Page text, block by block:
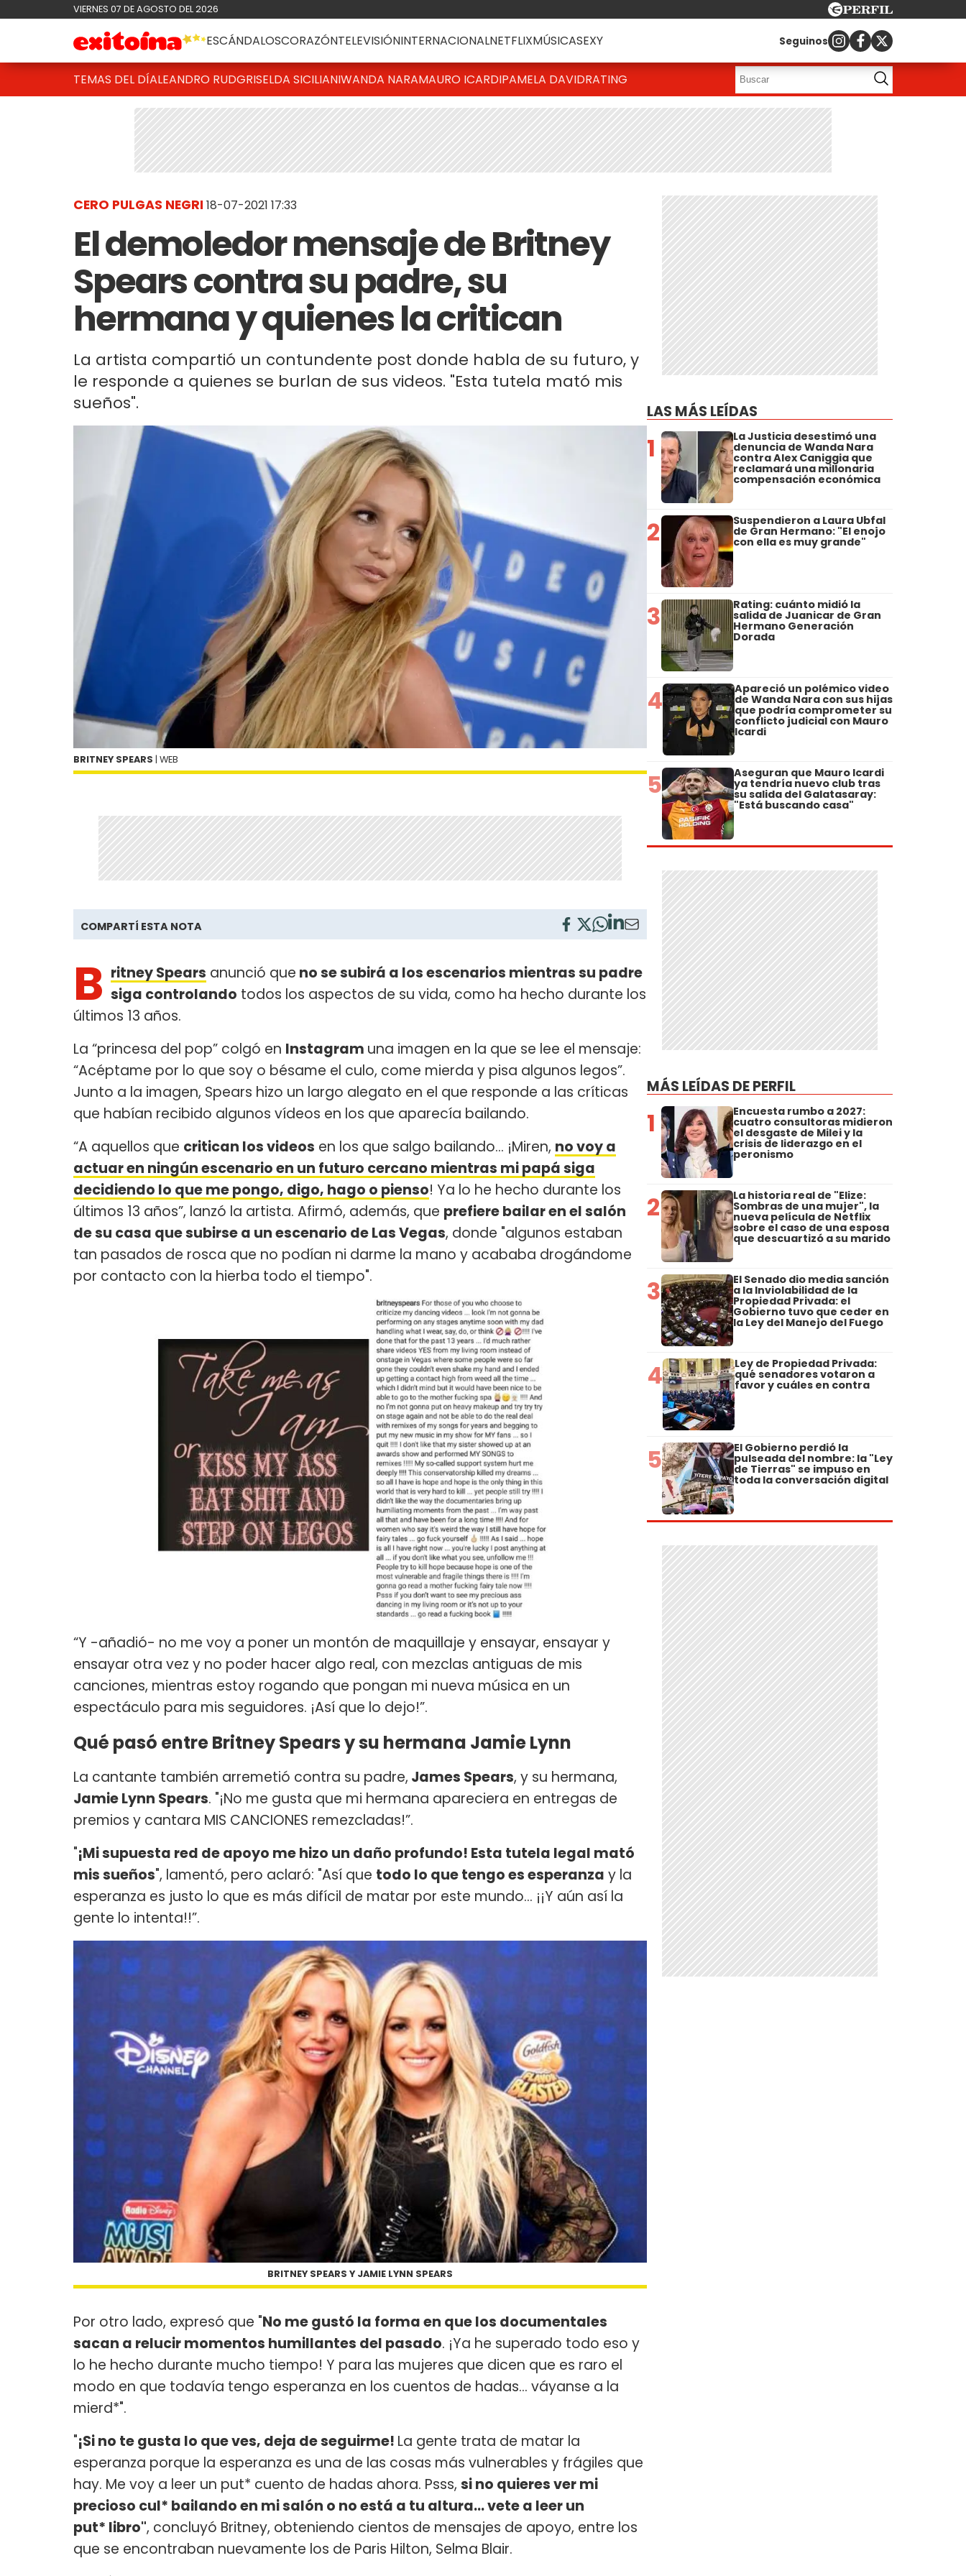
VIERNES 07 DE AGOSTO DEL 2026
ESCÁNDALOSCORAZÓNTELEVISIÓNINTERNACIONALNETFLIXMÚSICASEXY Seguinos
TEMAS DEL DÍALEANDRO RUDGRISELDA SICILIANIWANDA NARAMAURO ICARDIPAMELA DAVIDRATING
CERO PULGAS NEGRI 18-07-2021 17:33
El demoledor mensaje de Britney
Spears contra su padre, su
hermana y quienes la critican
La artista compartió un contundente post donde habla de su futuro, y
le responde a quienes se burlan de sus videos. "Esta tutela mató mis
sueños".
BRITNEY SPEARS | WEB
COMPARTÍ ESTA NOTA
B ritney Spears anunció que no se subirá a los escenarios mientras su padre
siga controlando todos los aspectos de su vida, como ha hecho durante los
últimos 13 años.
La “princesa del pop” colgó en Instagram una imagen en la que se lee el mensaje:
“Acéptame por lo que soy o bésame el culo, come mierda y pisa algunos legos”.
Junto a la imagen, Spears hizo un largo alegato en el que responde a las críticas
que habían recibido algunos vídeos en los que aparecía bailando.
“A aquellos que critican los videos en los que salgo bailando... ¡Miren, no voy a
actuar en ningún escenario en un futuro cercano mientras mi papá siga
decidiendo lo que me pongo, digo, hago o pienso! Ya lo he hecho durante los
últimos 13 años”, lanzó la artista. Afirmó, además, que prefiere bailar en el salón
de su casa que subirse a un escenario de Las Vegas, donde "algunos estaban
tan pasados de rosca que no podían ni darme la mano y acababa drogándome
por contacto con la hierba todo el tiempo".
“Y -añadió- no me voy a poner un montón de maquillaje y ensayar, ensayar y
ensayar otra vez y no poder hacer algo real, con mezclas antiguas de mis
canciones, mientras estoy rogando que pongan mi nueva música en un
espectáculo para mis seguidores. ¡Así que lo dejo!”.
Qué pasó entre Britney Spears y su hermana Jamie Lynn
La cantante también arremetió contra su padre, James Spears, y su hermana,
Jamie Lynn Spears. "¡No me gusta que mi hermana apareciera en entregas de
premios y cantara MIS CANCIONES remezcladas!”.
"¡Mi supuesta red de apoyo me hizo un daño profundo! Esta tutela legal mató
mis sueños", lamentó, pero aclaró: "Así que todo lo que tengo es esperanza y la
esperanza es justo lo que es más difícil de matar por este mundo... ¡¡Y aún así la
gente lo intenta!!”.
BRITNEY SPEARS Y JAMIE LYNN SPEARS
Por otro lado, expresó que "No me gustó la forma en que los documentales
sacan a relucir momentos humillantes del pasado. ¡Ya he superado todo eso y
lo he hecho durante mucho tiempo! Y para las mujeres que dicen que es raro el
modo en que todavía tengo esperanza en los cuentos de hadas... váyanse a la
mierd*".
"¡Si no te gusta lo que ves, deja de seguirme! La gente trata de matar la
esperanza porque la esperanza es una de las cosas más vulnerables y frágiles que
hay. Me voy a leer un put* cuento de hadas ahora. Psss, si no quieres ver mi
precioso cul* bailando en mi salón o no está a tu altura... vete a leer un
put* libro", concluyó Britney, obteniendo cientos de mensajes de apoyo, entre los
que se encontraban nuevamente los de Paris Hilton, Selma Blair.
LAS MÁS LEÍDAS
1 La Justicia desestimó una
denuncia de Wanda Nara
contra Alex Caniggia que
reclamará una millonaria
compensación económica
2 Suspendieron a Laura Ubfal
de Gran Hermano: "El enojo
con ella es muy grande"
3 Rating: cuánto midió la
salida de Juanicar de Gran
Hermano Generación
Dorada
4 Apareció un polémico video
de Wanda Nara con sus hijas
que podría comprometer su
conflicto judicial con Mauro
Icardi
5 Aseguran que Mauro Icardi
ya tendría nuevo club tras
su salida del Galatasaray:
"Está buscando casa"
MÁS LEÍDAS DE PERFIL
1 Encuesta rumbo a 2027:
cuatro consultoras midieron
el desgaste de Milei y la
crisis de liderazgo en el
peronismo
2 La historia real de "Elize:
Sombras de una mujer", la
nueva película de Netflix
sobre el caso de una esposa
que descuartizó a su marido
3 El Senado dio media sanción
a la Inviolabilidad de la
Propiedad Privada: el
Gobierno tuvo que ceder en
la Ley del Manejo del Fuego
4 Ley de Propiedad Privada:
qué senadores votaron a
favor y cuáles en contra
5 El Gobierno perdió la
pulseada del nombre: la "Ley
de Tierras" se impuso en
toda la conversación digital